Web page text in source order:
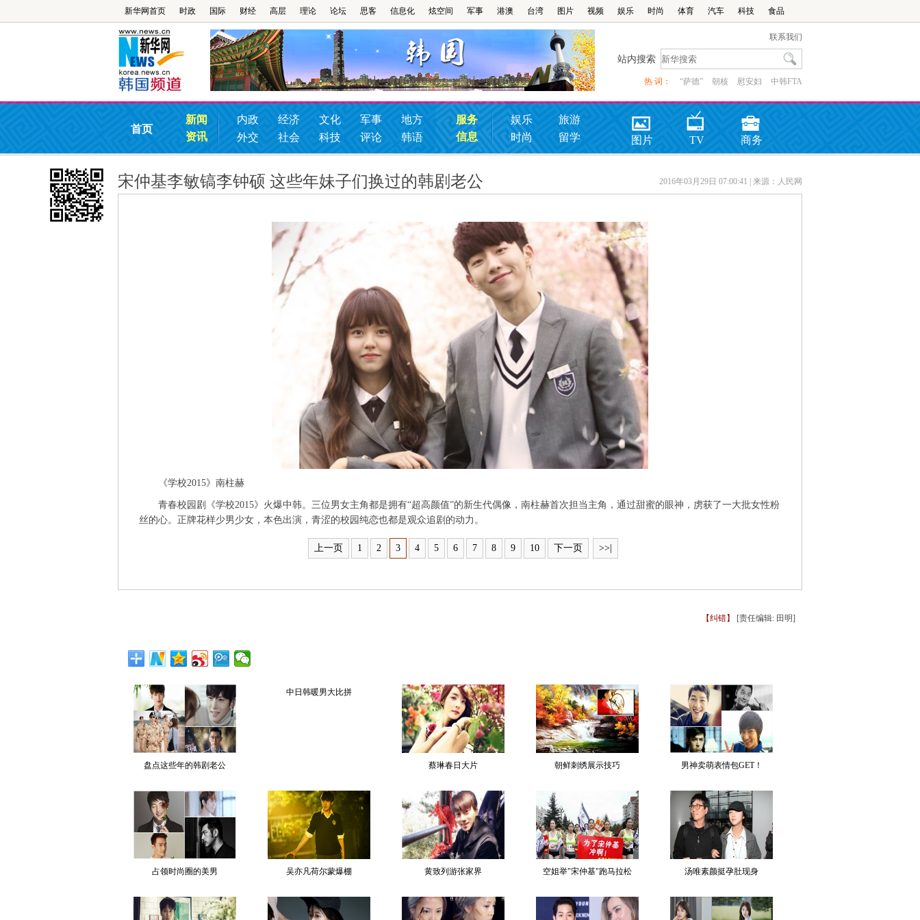
新华网首页 时政 国际 财经 高层 理论 论坛 思客 信息化 炫空间 军事 港澳 台湾 图片 视频 娱乐 时尚 体育 汽车 科技 食品
联系我们
站内搜索
热 词： “萨德” 朝核 慰安妇 中韩FTA
首页
新闻
资讯
内政 经济 文化 军事
地方
外交
社会 科技 评论 韩语
服务
信息
娱乐
旅游
时尚
留学 图片 TV 商务
宋仲基李敏镐李钟硕 这些年妹子们换过的韩剧老公 2016年03月29日 07:00:41 | 来源：人民网
《学校2015》南柱赫
青春校园剧《学校2015》火爆中韩。三位男女主角都是拥有“超高颜值”的新生代偶像，南柱赫首次担当主角，通过甜蜜的眼神，虏获了一大批女性粉
丝的心。正牌花样少男少女，本色出演，青涩的校园纯恋也都是观众追剧的动力。
上一页 1 2 3 4 5 6 7 8 9 10 下一页 >>|
【纠错】 [责任编辑: 田明]
盘点这些年的韩剧老公
中日韩暖男大比拼
蔡琳春日大片 朝鲜刺绣展示技巧 男神卖萌表情包GET！
占领时尚圈的美男 吴亦凡荷尔蒙爆棚 黄致列游张家界 空姐举"宋仲基"跑马拉松 汤唯素颜挺孕肚现身